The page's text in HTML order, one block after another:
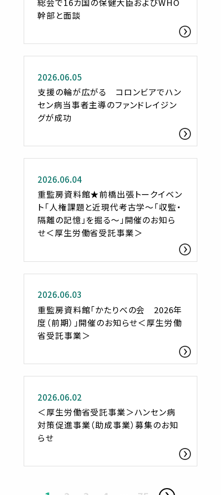
幹部と面談
お知らせ
2026.06.05
支援の輪が広がる コロンビアでハン
セン病当事者主導のファンドレイジン
グが成功
お知らせ
2026.06.04
重監房資料館★前橋出張トークイベン
ト「人権課題と近現代考古学～「収監・
隔離の記憶」を掘る～」開催のお知ら
せ＜厚生労働省受託事業＞
お知らせ
2026.06.03
重監房資料館「かたりべの会 2026年
度（前期）」開催のお知らせ＜厚生労働
省受託事業＞
お知らせ
2026.06.02
＜厚生労働省受託事業＞ハンセン病
対策促進事業（助成事業）募集のお知
らせ